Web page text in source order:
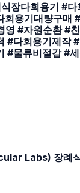
장다회용기 #
회용기대량구매
영 #자원순환 #
#다회용기제작
#물류비절감 #
Labs) 장례